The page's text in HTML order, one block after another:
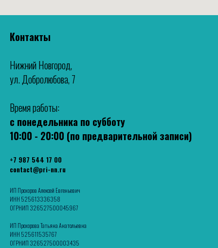
Контакты
Нижний Новгород,
ул. Добролюбова, 7
Время работы:
с понедельника по субботу
10:00 - 20:00 (по предварительной записи)
+7 987 544 17 00
contact@pri-nn.ru
ИП Прохоров Алексей Евгеньевич
ИНН 525613336358
ОГРНИП 326527500045967
ИП Прохорова Татьяна Анатольевна
ИНН 525611535767
ОГРНИП 326527500003435